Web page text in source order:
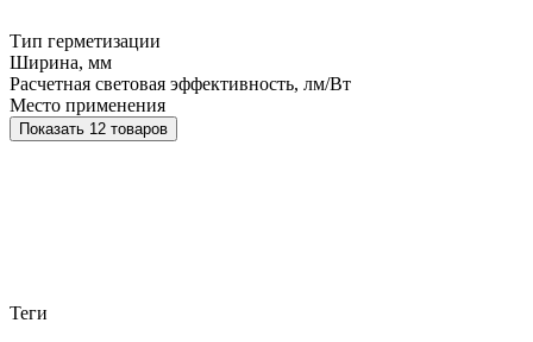
Тип герметизации
Ширина, мм
Расчетная световая эффективность, лм/Вт
Место применения
Показать 12 товаров
Теги